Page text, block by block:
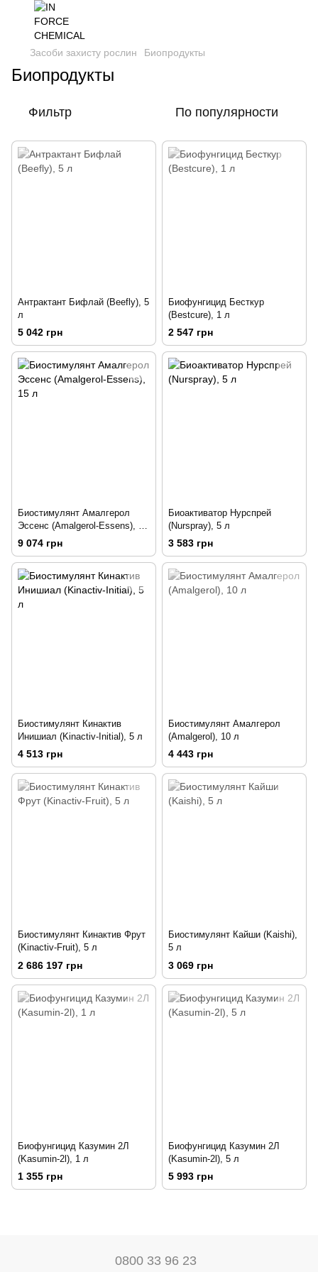
Засоби захисту рослин Биопродукты
Биопродукты
Фильтр По популярности
Антрактант Бифлай (Beefly), 5
л
5 042 грн
Биофунгицид Бесткур
(Bestcure), 1 л
2 547 грн
Биостимулянт Амалгерол
Эссенс (Amalgerol-Essens), 15
л
9 074 грн
Биоактиватор Нурспрей
(Nurspray), 5 л
3 583 грн
Биостимулянт Кинактив
Инишиал (Kinactiv-Initial), 5 л
4 513 грн
Биостимулянт Амалгерол
(Amalgerol), 10 л
4 443 грн
Биостимулянт Кинактив Фрут
(Kinactiv-Fruit), 5 л
2 686 197 грн
Биостимулянт Кайши (Kaishi),
5 л
3 069 грн
Биофунгицид Казумин 2Л
(Kasumin-2l), 1 л
1 355 грн
Биофунгицид Казумин 2Л
(Kasumin-2l), 5 л
5 993 грн
0800 33 96 23